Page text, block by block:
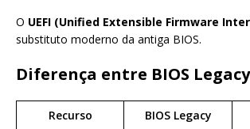
O UEFI (Unified Extensible Firmware
substituto moderno da antiga BIOS.
Diferença entre BIOS Legacy
Recurso BIOS Legacy